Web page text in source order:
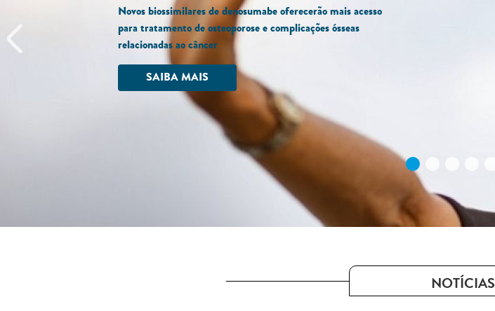
Novos biossimilares de denosumabe oferecerão mais acesso
para tratamento de osteoporose e complicações ósseas
relacionadas ao câncer
SAIBA MAIS
NOTÍCIAS